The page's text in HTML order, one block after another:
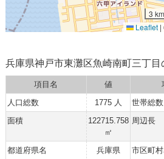
3 km
Leaflet |
兵庫県神戸市東灘区魚崎南町三丁目
項目名 値
人口総数
1775 人 世帯総数
面積
122715.758
㎡
周辺長
都道府県名 兵庫県 市区町村